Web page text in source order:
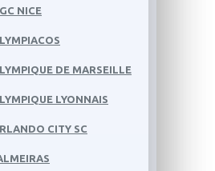
NICE
DE MARSEILLE
LYONNAIS
CITY SC